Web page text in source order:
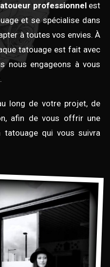
professionnelest
et se spécialise dans
à toutes vos envies. À
tatouage est fait avec
nous engageons à vous
long de votre projet, de
afin de vous offrir une
tatouage qui vous suivra